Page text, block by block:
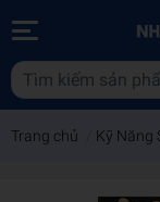
Trang chủ Kỹ Năng